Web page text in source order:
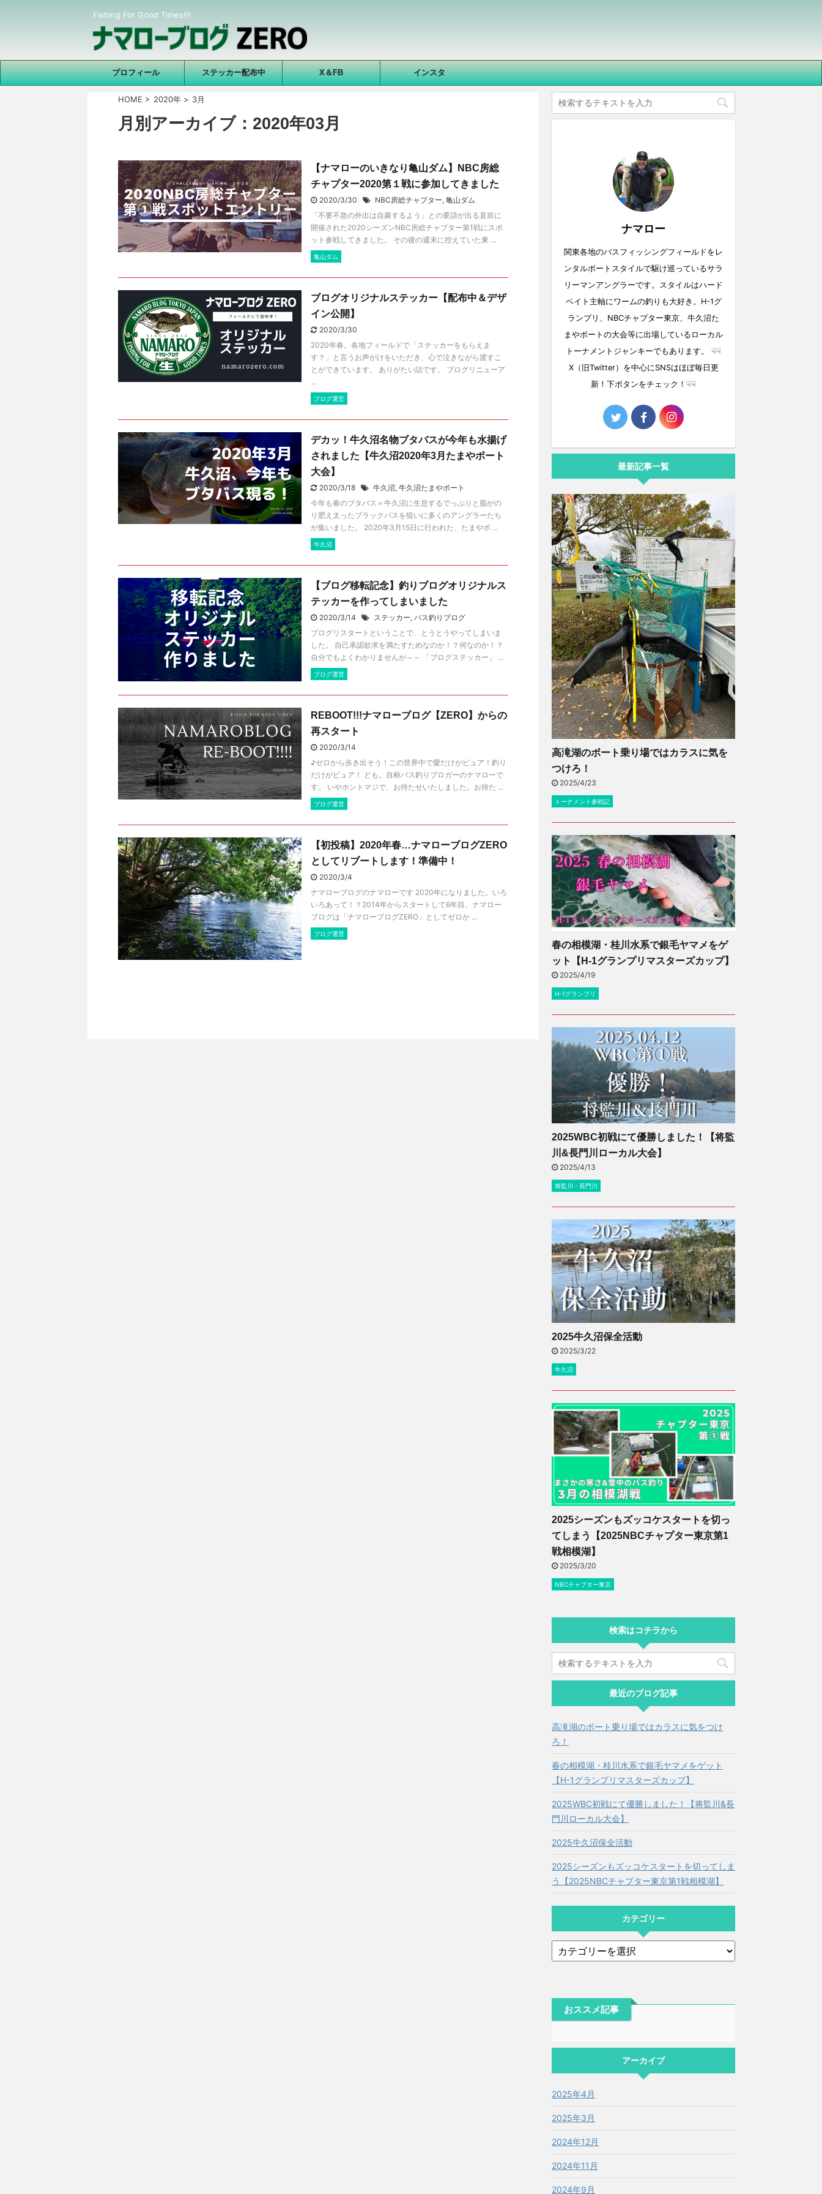
Fishing For Good Times!!!
プロフィール ステッカー配布中 X＆FB インスタ
HOME > 2020年 > 3月
月別アーカイブ：2020年03月
【ナマローのいきなり亀山ダム】NBC房総
チャプター2020第１戦に参加してきました
2020/3/30 NBC房総チャプター, 亀山ダム
「不要不急の外出は自粛するよう」との要請が出る直前に
開催された2020シーズンNBC房総チャプター第1戦にスポ
ット参戦してきました。 その後の週末に控えていた東 ...
亀山ダム
ブログオリジナルステッカー【配布中＆デザ
イン公開】
2020/3/30
2020年春。各地フィールドで「ステッカーをもらえま
す？」と言うお声がけをいただき、心で泣きながら渡すこ
とができています。 ありがたい話です。 ブログリニューア
...
ブログ運営
デカッ！牛久沼名物ブタバスが今年も水揚げ
されました【牛久沼2020年3月たまやボート
大会】
2020/3/18 牛久沼, 牛久沼たまやボート
今年も春のブタバス＝牛久沼に生息するでっぷりと脂がの
り肥え太ったブラックバスを狙いに多くのアングラーたち
が集いました。 2020年3月15日に行われた、たまやボ ...
牛久沼
【ブログ移転記念】釣りブログオリジナルス
テッカーを作ってしまいました
2020/3/14 ステッカー, バス釣りブログ
ブログリスタートということで、とうとうやってしまいま
した。 自己承認欲求を満たすためなのか！？何なのか！？
自分でもよくわかりませんが～～ 「ブログステッカー」 ...
ブログ運営
REBOOT!!!ナマローブログ【ZERO】からの
再スタート
2020/3/14
♪ゼロから歩き出そう！この世界中で愛だけがピュア！釣り
だけがピュア！ ども。自称バス釣りブロガーのナマローで
す。 いやホントマジで、お待たせいたしました。お待た ...
ブログ運営
【初投稿】2020年春…ナマローブログZERO
としてリブートします！準備中！
2020/3/4
ナマローブログのナマローです 2020年になりました。いろ
いろあって！？2014年からスタートして6年目。ナマロー
ブログは「ナマローブログZERO」としてゼロか ...
ブログ運営
ナマロー
関東各地のバスフィッシングフィールドをレ
ンタルボートスタイルで駆け巡っているサラ
リーマンアングラーです。スタイルはハード
ベイト主軸にワームの釣りも大好き。H-1グ
ランプリ、NBCチャプター東京、牛久沼た
まやボートの大会等に出場しているローカル
トーナメントジャンキーでもあります。 ☟☟
X（旧Twitter）を中心にSNSはほぼ毎日更
新！下ボタンをチェック！☟☟
最新記事一覧
高滝湖のボート乗り場ではカラスに気を
つけろ！
2025/4/23
トーナメント参戦記
春の相模湖・桂川水系で銀毛ヤマメをゲ
ット【H-1グランプリマスターズカップ】
2025/4/19
H-1グランプリ
2025WBC初戦にて優勝しました！【将監
川&長門川ローカル大会】
2025/4/13
将監川・長門川
2025牛久沼保全活動
2025/3/22
牛久沼
2025シーズンもズッコケスタートを切っ
てしまう【2025NBCチャプター東京第1
戦相模湖】
2025/3/20
NBCチャプター東京
検索はコチラから
最近のブログ記事
高滝湖のボート乗り場ではカラスに気をつけ
ろ！
春の相模湖・桂川水系で銀毛ヤマメをゲット
【H-1グランプリマスターズカップ】
2025WBC初戦にて優勝しました！【将監川&長
門川ローカル大会】
2025牛久沼保全活動
2025シーズンもズッコケスタートを切ってしま
う【2025NBCチャプター東京第1戦相模湖】
カテゴリー
おススメ記事
アーカイブ
2025年4月
2025年3月
2024年12月
2024年11月
2024年9月